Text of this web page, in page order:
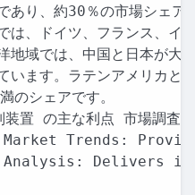
あり、約30％の市場シェ
は、ドイツ、フランス、イ
地域では、中国と日本が大
います。ラテンアメリカと
のシェアです。
装置 の主な利点 市場調査
Trends:
Analysis: Delivers